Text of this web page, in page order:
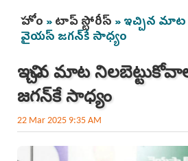
You are here
హోం »టాప్ స్టోరీస్ » ఇచ్చిన మాట
వైయ‌స్ జ‌గ‌న్‌కే సాధ్యం
ఇచ్చిన మాట
జ‌గ‌న్‌కే సాధ్యం
22 Mar 2025 9:35 AM